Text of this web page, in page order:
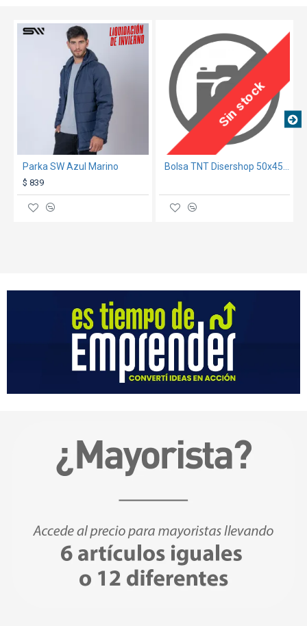
TEXTTRANSPARENTE SALE
Parka SW Azul Marino
$ 839
Sin stock